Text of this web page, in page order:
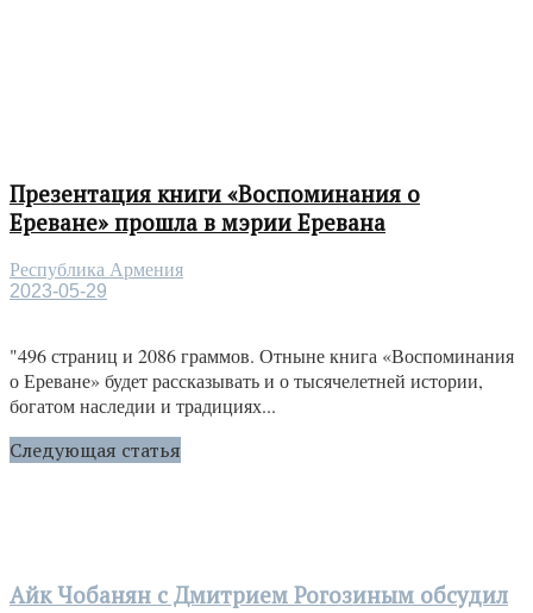
Презентация книги «Воспоминания о
Ереване» прошла в мэрии Еревана
Республика Армения
2023-05-29
"496 страниц и 2086 граммов. Отныне книга «Воспоминания
о Ереване» будет рассказывать и о тысячелетней истории,
богатом наследии и традициях...
Следующая статья
Айк Чобанян с Дмитрием Рогозиным обсудил